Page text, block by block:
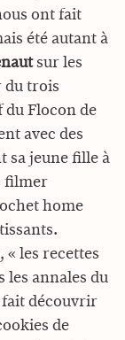
ont fait
été autant à
sur les
du trois
du Flocon de
avec des
sa jeune fille à
filmer
home
« les recettes
les annales du
fait découvrir
de